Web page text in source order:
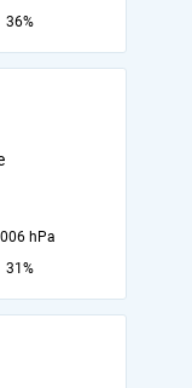
36%
hPa
31%